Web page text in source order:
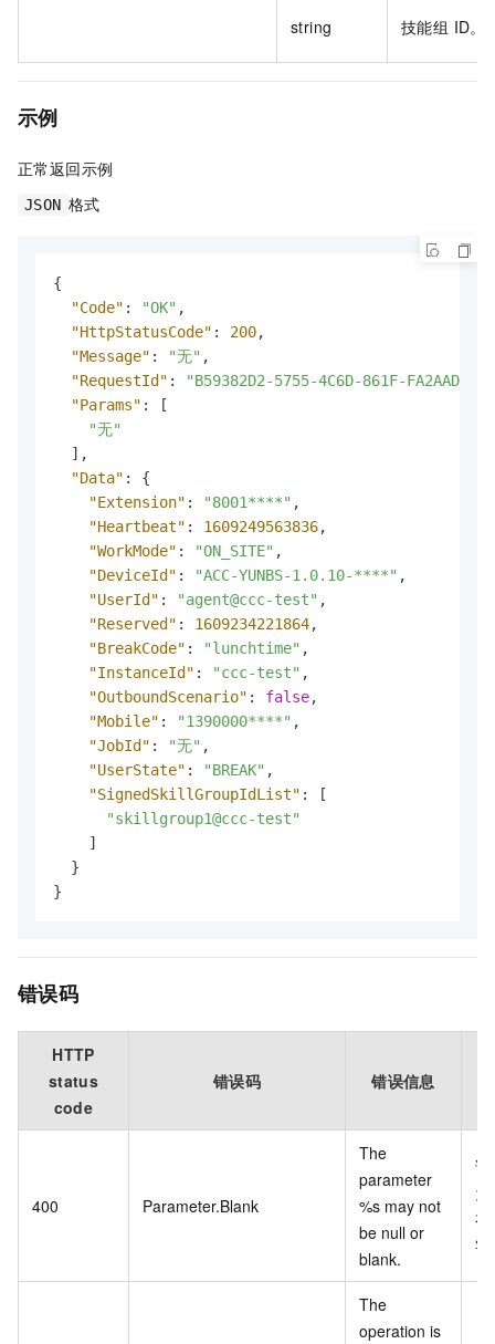
string 技能组 ID。
示例
正常返回示例
JSON 格式
{
"Code" : "OK" ,
"HttpStatusCode" : 200,
"Message" : "无" ,
"RequestId" :
"B59382D2-5755-4C6D-861F-
"Params" :
[
"无"
] ,
"Data" :
{
"Extension" : "8001****" ,
"Heartbeat" : 1609249563836,
"WorkMode" : "ON_SITE" ,
"DeviceId" : "ACC-YUNBS-1.0.10-****" ,
"UserId" : "agent@ccc-test" ,
"Reserved" : 1609234221864,
"BreakCode" : "lunchtime" ,
"InstanceId" : "ccc-test" ,
"OutboundScenario" : false,
"Mobile" : "1390000****" ,
"JobId" : "无" ,
"UserState" : "BREAK" ,
"SignedSkillGroupIdList" :
[
"skillgroup1@ccc-test"
]
}
}
错误码
HTTP
status
code
错误码 错误信息
400 Parameter.Blank
The
parameter
%s may not
be null or
blank.
该
为
有
字
The
operation is